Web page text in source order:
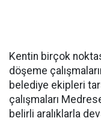
Kentin birçok
döşeme
belediye ekipleri
çalışmaları
belirli aralıklarla